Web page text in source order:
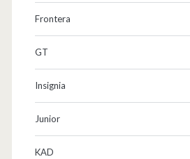
Frontera
GT
Insignia
Junior
KAD